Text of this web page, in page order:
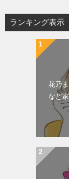
ビ
ゲ
ランキング表示
花乃
など